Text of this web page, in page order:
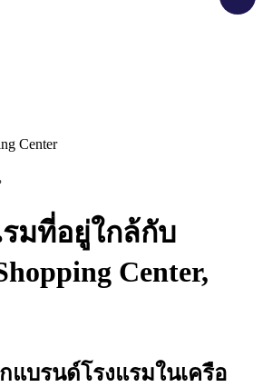
Center
มที่อยู่ใกล้กับ
Center,
แบรนด์โรงแรมในเครือ